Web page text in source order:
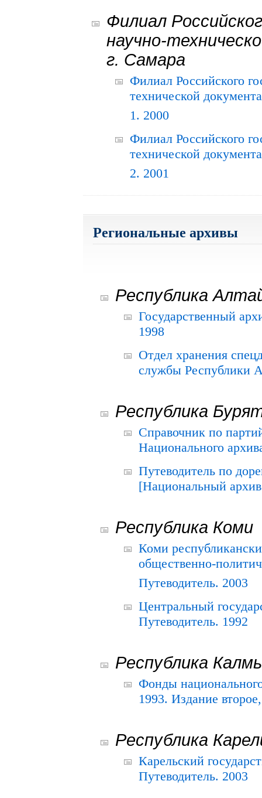
Филиал
научно-
г. Самара
Филиал Российского
технической
1. 2000
Филиал Российского
технической
2. 2001
Региональные архивы
Республика
Государственный
1998
Отдел хранения
службы Республики
Республика
Справочник по
Национального
Путеводитель по
[Национальный
Республика Коми
Коми
общественно-
Путеводитель. 2003
Центральный
Путеводитель. 1992
Республика
Фонды
1993. Издание
Республика
Карельский
Путеводитель. 2003